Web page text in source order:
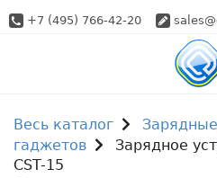
+7 (495) 766-42-20
Весь каталог
гаджетов
Зарядное
CST-15